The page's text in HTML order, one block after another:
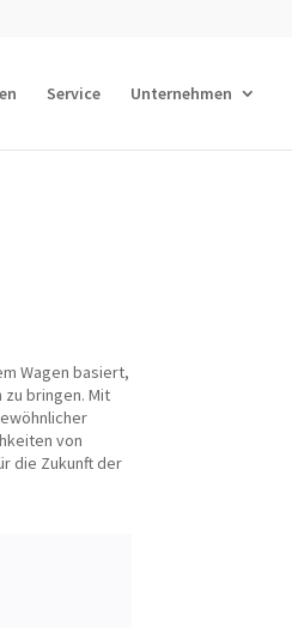
Service Unternehmen
Wagen basiert,
bringen. Mit
von
die Zukunft der